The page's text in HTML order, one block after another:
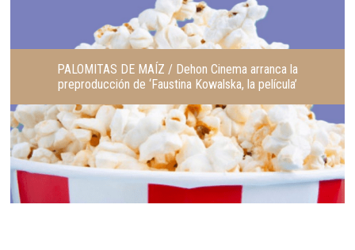
PALOMITAS DE MAÍZ / Dehon Cinema arranca la
preproducción de ‘Faustina Kowalska, la película’